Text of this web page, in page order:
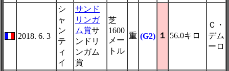
2018. 6. 3
シ
ャ
ン
テ
ィ
イ
サンド
リンガ
ム賞サ
ンドリ
ンガム
賞
芝
1600
メー
トル
重 (G2) １ 56.0キロ
Ｃ・
デム
ーロ